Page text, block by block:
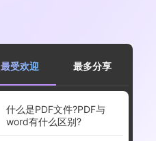
最受欢迎 最多分享
什么是PDF文件?PDF与
word有什么区别?